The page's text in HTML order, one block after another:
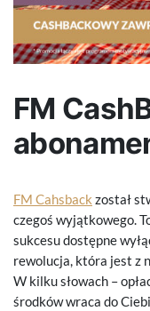
FM
FM Cahsback został
czegoś wyjątkowego.
sukcesu dostępne
rewolucja, która jest z
W kilku słowach –
środków wraca do